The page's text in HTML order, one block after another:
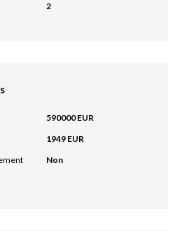
2
590000 EUR
1949 EUR
Non